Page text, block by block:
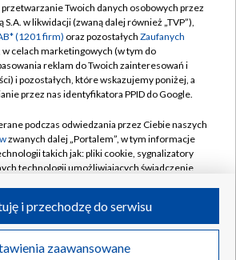
Wideo
Abonament TVP
Sklep TVP
Biuro Reklamy
Oferta Handlowa
Emisja w TVP
Rada Programowa
przetargowe
Akademia Telewizyjna
Regulamin TVP
Polityka prywatności
Moje zgody
Biuro reklamy
Kanały
Polska Spółka Akcyjna w likwidacji
Twoich danych osobowych przez
S.A. w likwidacji (zwaną dalej również „TVP”),
(1201 firm) oraz pozostałych Zaufanych
w celach marketingowych (w tym do
reklam do Twoich zainteresowań i
i pozostałych, które wskazujemy poniżej, a
przez nas identyfikatora PPID do Google.
podczas odwiedzania przez Ciebie naszych
zwanych dalej „Portalem”, w tym informacje
takich jak: pliki cookie, sygnalizatory
technologii umożliwiających świadczenie
podczas odwiedzania przez Ciebie
na Portalu, takie jak adresy IP, identyfikatory
zaawansowane
i przechodzę do serwisu